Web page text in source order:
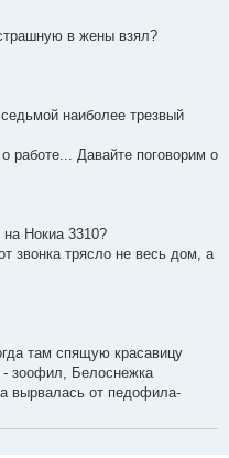
в жены взял?
наиболее трезвый
работе... Давайте поговорим о
Нокиа 3310?
звонка трясло не весь дом, а
там спящую красавицу
зоофил, Белоснежка
вырвалась от педофила-